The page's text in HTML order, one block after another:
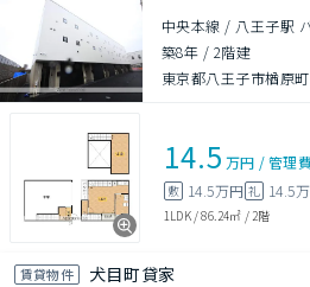
中央本線 / 八王子駅
築8年 / 2階建
東京都八王子市楢原
14.5 万円 /管理
敷 14.5万円 礼 14.5
1LDK/86.24㎡ / 2階
賃貸物件 犬目町貸家